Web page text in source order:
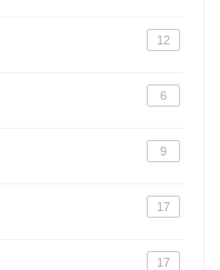
12
6
9
17
17